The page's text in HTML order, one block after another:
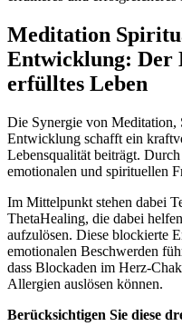
Meditation
Entwicklung: Der
erfülltes Leben
Die Synergie von Meditation,
Entwicklung schafft ein
Lebensqualität beiträgt.
emotionalen und spirituellen
Im Mittelpunkt stehen dabei
ThetaHealing, die dabei
aufzulösen. Diese blockierte
emotionalen Beschwerden
dass Blockaden im Herz-
Allergien auslösen können.
Berücksichtigen Sie diese